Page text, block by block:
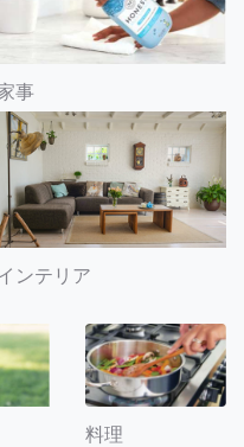
事
ンテリア
料理